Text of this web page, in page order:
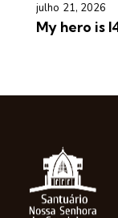
julho 21, 2026
My hero is